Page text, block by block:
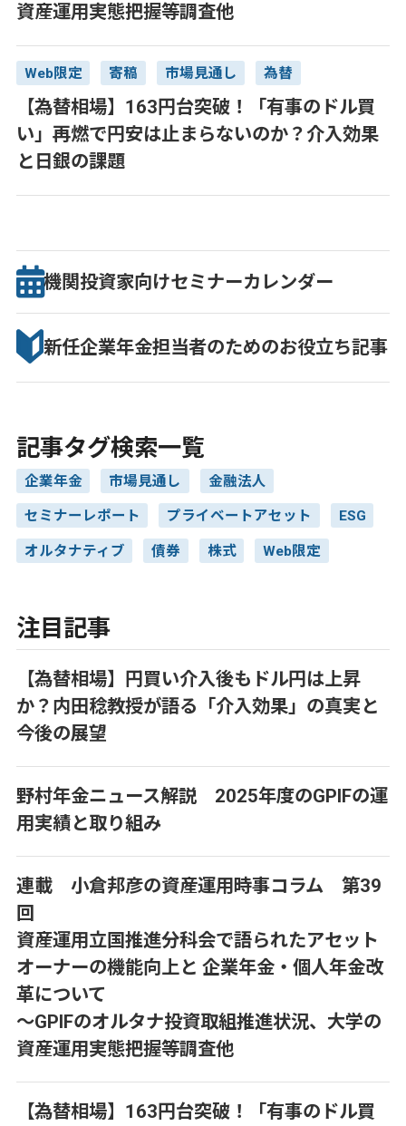
資産運用実態把握等調査他
Web限定 寄稿 市場見通し 為替
【為替相場】163円台突破！「有事のドル買
い」再燃で円安は止まらないのか？介入効果
と日銀の課題
機関投資家向けセミナーカレンダー
新任企業年金担当者のためのお役立ち記事
記事タグ検索一覧
企業年金 市場見通し 金融法人
セミナーレポート プライベートアセット ESG
オルタナティブ 債券 株式 Web限定
注目記事
【為替相場】円買い介入後もドル円は上昇
か？内田稔教授が語る「介入効果」の真実と
今後の展望
野村年金ニュース解説 2025年度のGPIFの運
用実績と取り組み
連載 小倉邦彦の資産運用時事コラム 第39
回
資産運用立国推進分科会で語られたアセット
オーナーの機能向上と 企業年金・個人年金改
革について
～GPIFのオルタナ投資取組推進状況、大学の
資産運用実態把握等調査他
【為替相場】163円台突破！「有事のドル買